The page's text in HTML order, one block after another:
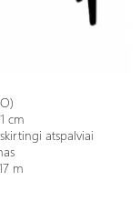
cm
atspalviai
m